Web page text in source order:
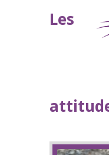
Les